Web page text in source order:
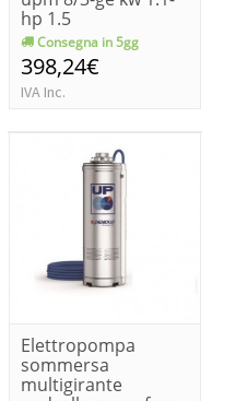
hp 1.5
Consegna in 5gg
398,24€
IVA Inc.
Elettropompa
sommersa
multigirante